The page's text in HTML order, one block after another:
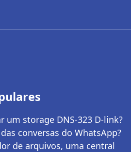
um storage DNS-323 D-link?
conversas do WhatsApp?
de arquivos, uma central